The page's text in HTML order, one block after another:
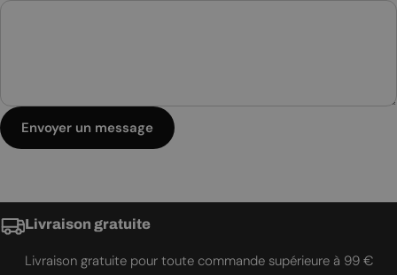
Envoyer un message
Livraison gratuite
Livraison gratuite pour toute commande supérieure à 99 €